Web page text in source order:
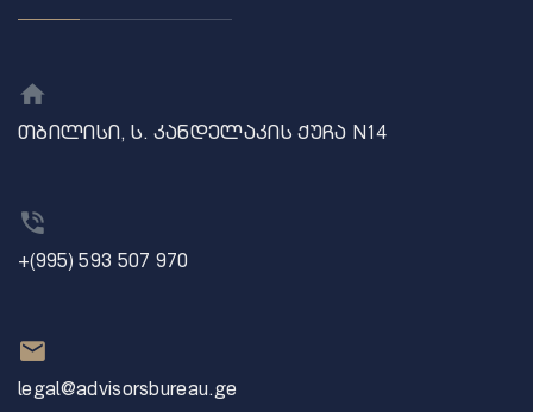
თბილისი, ს. კანდელაკის ქუჩა N14
+(995) 593 507 970
legal@advisorsbureau.ge